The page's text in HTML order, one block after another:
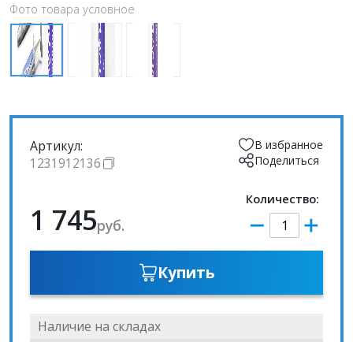
Фото товара условное
Артикул:
1231912136
В избранное
Поделиться
1 745руб.
Количество:
Купить
Наличие на складах